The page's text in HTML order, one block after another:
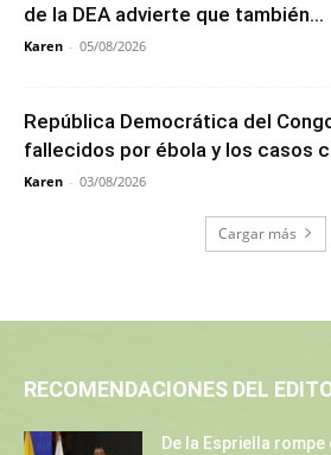
de la DEA advierte que también...
Karen - 05/08/2026
República Democrática del
fallecidos por ébola y los casos
Karen - 03/08/2026
Cargar más
RECOMENDACIONES DEL
De la Espriella